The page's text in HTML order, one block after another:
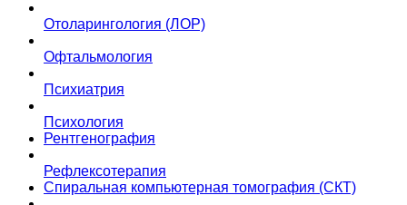
Отоларингология (ЛОР)
Офтальмология
Психиатрия
Психология
Рентгенография
Рефлексотерапия
Спиральная компьютерная томография (СКТ)